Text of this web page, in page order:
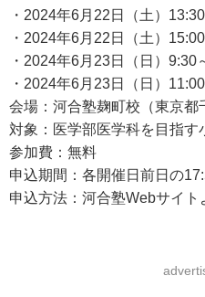
・2024年6月22日（土）
・2024年6月22日（土）
・2024年6月23日（日）9:30
・2024年6月23日（日）
会場：河合塾麹町校（東京都
対象：医学部医学科を目指す
参加費：無料
申込期間：各開催日前日の
申込方法：河合塾Webサイト